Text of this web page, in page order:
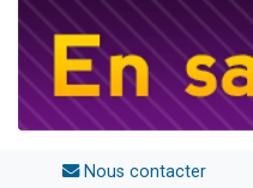
Nous contacter